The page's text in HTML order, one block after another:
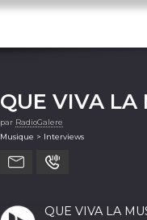
QUE VIVA LA
par RadioGalere
Musique > Interviews
QUE VIVA LA